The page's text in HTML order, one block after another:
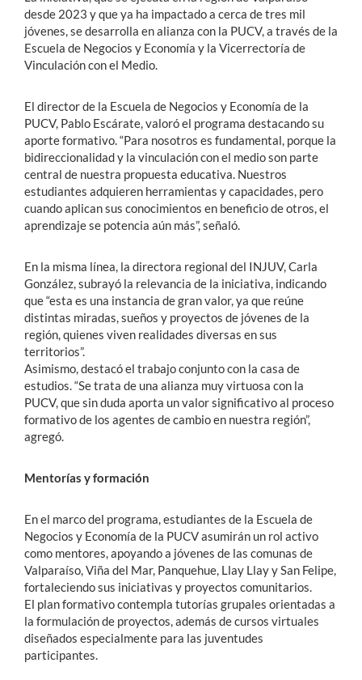
desde 2023 y que ya ha impactado a cerca de tres mil
jóvenes, se desarrolla en alianza con la PUCV, a través de la
Escuela de Negocios y Economía y la Vicerrectoría de
Vinculación con el Medio.
El director de la Escuela de Negocios y Economía de la
PUCV, Pablo Escárate, valoró el programa destacando su
aporte formativo. “Para nosotros es fundamental, porque la
bidireccionalidad y la vinculación con el medio son parte
central de nuestra propuesta educativa. Nuestros
estudiantes adquieren herramientas y capacidades, pero
cuando aplican sus conocimientos en beneficio de otros, el
aprendizaje se potencia aún más”, señaló.
En la misma línea, la directora regional del INJUV, Carla
González, subrayó la relevancia de la iniciativa, indicando
que “esta es una instancia de gran valor, ya que reúne
distintas miradas, sueños y proyectos de jóvenes de la
región, quienes viven realidades diversas en sus
territorios”.
Asimismo, destacó el trabajo conjunto con la casa de
estudios. “Se trata de una alianza muy virtuosa con la
PUCV, que sin duda aporta un valor significativo al proceso
formativo de los agentes de cambio en nuestra región”,
agregó.
Mentorías y formación
En el marco del programa, estudiantes de la Escuela de
Negocios y Economía de la PUCV asumirán un rol activo
como mentores, apoyando a jóvenes de las comunas de
Valparaíso, Viña del Mar, Panquehue, Llay Llay y San Felipe,
fortaleciendo sus iniciativas y proyectos comunitarios.
El plan formativo contempla tutorías grupales orientadas a
la formulación de proyectos, además de cursos virtuales
diseñados especialmente para las juventudes
participantes.